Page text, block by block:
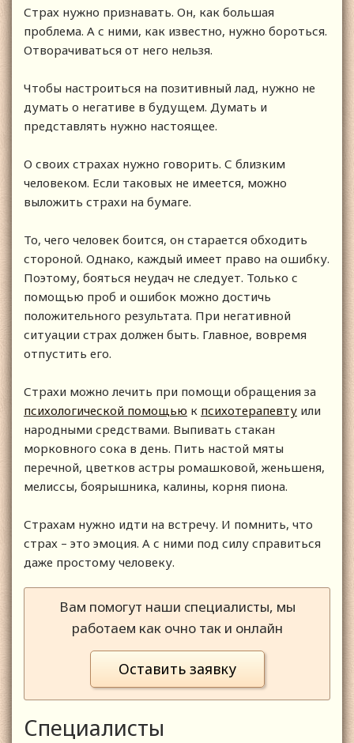
Страх нужно признавать. Он, как большая
проблема. А с ними, как известно, нужно бороться.
Отворачиваться от него нельзя.
Чтобы настроиться на позитивный лад, нужно не
думать о негативе в будущем. Думать и
представлять нужно настоящее.
О своих страхах нужно говорить. С близким
человеком. Если таковых не имеется, можно
выложить страхи на бумаге.
То, чего человек боится, он старается обходить
стороной. Однако, каждый имеет право на ошибку.
Поэтому, бояться неудач не следует. Только с
помощью проб и ошибок можно достичь
положительного результата. При негативной
ситуации страх должен быть. Главное, вовремя
отпустить его.
Страхи можно лечить при помощи обращения за
психологической помощью к психотерапевту или
народными средствами. Выпивать стакан
морковного сока в день. Пить настой мяты
перечной, цветков астры ромашковой, женьшеня,
мелиссы, боярышника, калины, корня пиона.
Страхам нужно идти на встречу. И помнить, что
страх – это эмоция. А с ними под силу справиться
даже простому человеку.
Вам помогут наши специалисты, мы
работаем как очно так и онлайн
Оставить заявку
Специалисты